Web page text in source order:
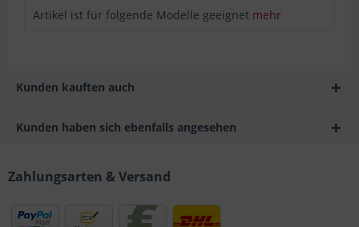
Artikel ist für folgende Modelle geeignet mehr
Kunden kauften auch
Kunden haben sich ebenfalls angesehen
Zahlungsarten & Versand